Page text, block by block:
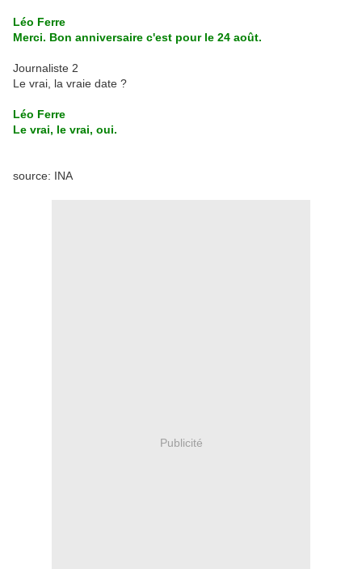
Léo Ferre
Merci. Bon anniversaire c'est pour le 24 août.
Journaliste 2
Le vrai, la vraie date ?
Léo Ferre
Le vrai, le vrai, oui.
source: INA
Publicité